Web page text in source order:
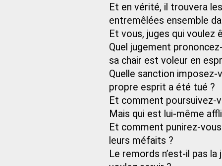
Et en vérité, il trouvera
entremêlées ensemble
Et vous, juges qui voulez
Quel jugement
sa chair est voleur en
Quelle sanction imposez-
propre esprit a été tué ?
Et comment poursuivez-
Mais qui est lui-même
Et comment punirez-
leurs méfaits ?
Le remords n’est-il pas